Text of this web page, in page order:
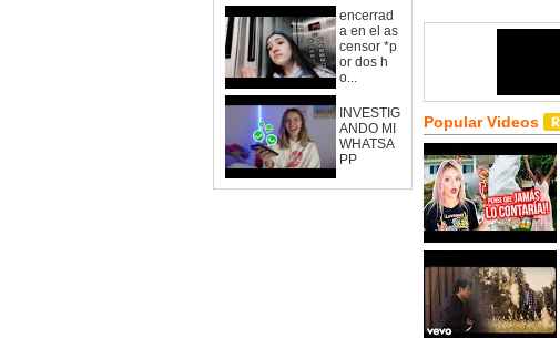
encerrad
a en el as
censor *p
or dos h
o...
INVESTIG
ANDO MI
WHATSA
PP
Popular Videos